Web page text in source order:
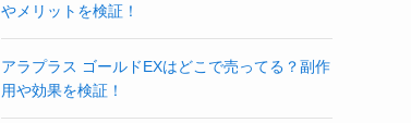
やメリットを検証！
アラプラス ゴールドEXはどこで売ってる？副作
用や効果を検証！